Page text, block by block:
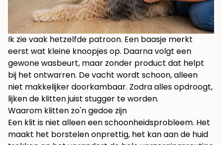
Ik zie vaak hetzelfde patroon. Een baasje merkt
eerst wat kleine knoopjes op. Daarna volgt een
gewone wasbeurt, maar zonder product dat helpt
bij het ontwarren. De vacht wordt schoon, alleen
niet makkelijker doorkambaar. Zodra alles opdroogt,
lijken de klitten juist stugger te worden.
Waarom klitten zo'n gedoe zijn
Een klit is niet alleen een schoonheidsprobleem. Het
maakt het borstelen onprettig, het kan aan de huid